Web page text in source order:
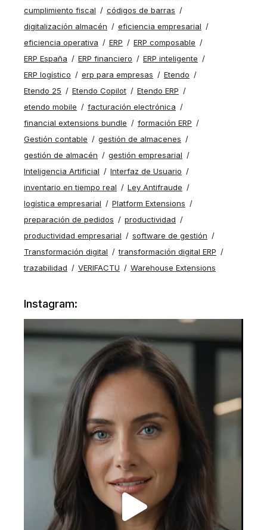
cumplimiento fiscal
códigos de barras
digitalización almacén
eficiencia empresarial
eficiencia operativa
ERP
ERP composable
ERP España
ERP financiero
ERP inteligente
ERP logístico
erp para empresas
Etendo
Etendo 25
Etendo Copilot
Etendo ERP
etendo mobile
facturación electrónica
financial extensions bundle
formación ERP
Gestión contable
gestión de almacenes
gestión de almacén
gestión empresarial
Inteligencia Artificial
Interfaz de Usuario
inventario en tiempo real
Ley Antifraude
logística empresarial
Platform Extensions
preparación de pedidos
productividad
productividad empresarial
software de gestión
Transformación digital
transformación digital ERP
trazabilidad
VERIFACTU Warehouse Extensions
Instagram: